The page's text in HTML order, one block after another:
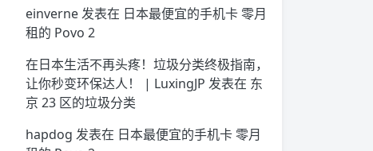
einverne发表在 日本最便宜的手机卡 零月
租的 Povo 2
在日本生活不再头疼！垃圾分类终极指南，
让你秒变环保达人！ | LuxingJP 发表在 东
京 23 区的垃圾分类
hapdog 发表在 日本最便宜的手机卡 零月